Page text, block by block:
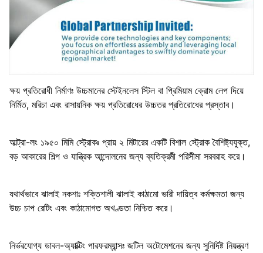
ক্ষয় প্রতিরোধী নির্মাণঃ উচ্চমানের স্টেইনলেস স্টিল বা প্রিমিয়াম ক্রোম লেপ দিয়ে
নির্মিত, মরিচা এবং রাসায়নিক ক্ষয় প্রতিরোধের উচ্চতর প্রতিরোধের প্রস্তাব।
আল্ট্রা-লং ১৯৫০ মিমি স্ট্রোকঃ প্রায় ২ মিটারের একটি বিশাল স্ট্রোক বৈশিষ্ট্যযুক্ত,
বড় আকারের শিল্প ও যান্ত্রিক আন্দোলনের জন্য ব্যতিক্রমী পরিসীমা সরবরাহ করে।
যথার্থভাবে ঝালাই নকশাঃ শক্তিশালী ঝালাই কাঠামো ভারী দায়িত্ব কর্মক্ষমতা জন্য
উচ্চ চাপ রেটিং এবং কাঠামোগত অখণ্ডতা নিশ্চিত করে।
নির্ভরযোগ্য ডাবল-অ্যাক্টিং পারফরম্যান্সঃ জটিল অটোমেশনের জন্য সুনির্দিষ্ট নিয়ন্ত্রণ